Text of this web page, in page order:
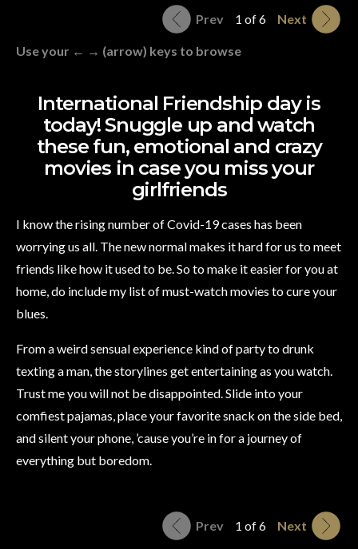
Prev 1 of 6 Next
Use your ← → (arrow) keys to browse
International Friendship day is
today! Snuggle up and watch
these fun, emotional and crazy
movies in case you miss your
girlfriends
I know the rising number of Covid-19 cases has been
worrying us all. The new normal makes it hard for us to meet
friends like how it used to be. So to make it easier for you at
home, do include my list of must-watch movies to cure your
blues.
From a weird sensual experience kind of party to drunk
texting a man, the storylines get entertaining as you watch.
Trust me you will not be disappointed. Slide into your
comfiest pajamas, place your favorite snack on the side bed,
and silent your phone, ’cause you’re in for a journey of
everything but boredom.
Prev 1 of 6 Next